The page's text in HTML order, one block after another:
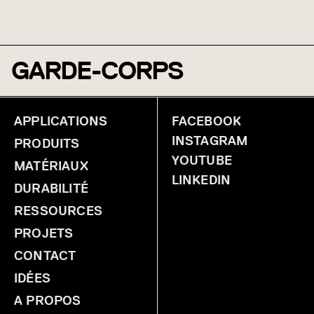
GARDE-CORPS
APPLICATIONS
PRODUITS
MATÉRIAUX
DURABILITÉ
RESSOURCES
PROJETS
CONTACT
IDÉES
A PROPOS
FACEBOOK
INSTAGRAM
YOUTUBE
LINKEDIN